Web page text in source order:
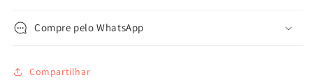
Compre pelo WhatsApp
Compartilhar